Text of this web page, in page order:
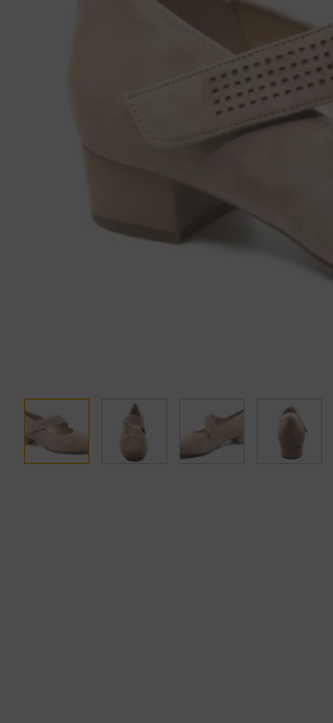
Verbandschoenen (externe website)